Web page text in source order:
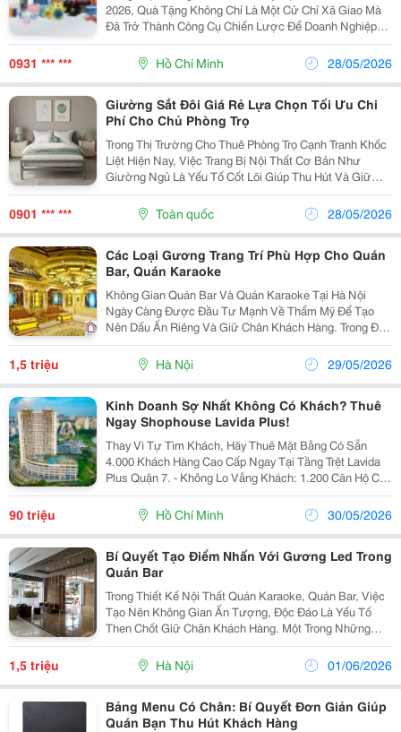
2026, Quà Tặng Không Chỉ Là Một Cử Chỉ Xã Giao Mà
Đã Trở Thành Công Cụ Chiến Lược Để Doanh Nghiệp
Giữ Chân Khách Hàng Và Khẳng Định Sự Chuyên
Nghiệp. Một Chương Trình Quà Tặng Khách Hàng Được
Đầu Tư...
0931 *** *** Hồ Chí Minh 28/05/2026
Giường Sắt Đôi Giá Rẻ Lựa Chọn Tối Ưu Chi
Phí Cho Chủ Phòng Trọ
Trong Thị Trường Cho Thuê Phòng Trọ Cạnh Tranh Khốc
Liệt Hiện Nay, Việc Trang Bị Nội Thất Cơ Bản Như
Giường Ngủ Là Yếu Tố Cốt Lõi Giúp Thu Hút Và Giữ
Chân Khách Thuê Dài Lâu. Thay Vì Đầu Tư Các Loại
Giường Gỗ Đắt Tiền Dễ Bị Mối Mọt, Xu Hướng Ứng
Dụng...
0901 *** *** Toàn quốc 28/05/2026
Các Loại Gương Trang Trí Phù Hợp Cho Quán
Bar, Quán Karaoke
Không Gian Quán Bar Và Quán Karaoke Tại Hà Nội
Ngày Càng Được Đầu Tư Mạnh Về Thẩm Mỹ Để Tạo
Nên Dấu Ấn Riêng Và Giữ Chân Khách Hàng. Trong Đó,
Gương Trang Trí Quán Bar Trở Thành Lựa Chọn Phổ
Biến Nhờ Khả Năng Mở Rộng Không Gian Và Tạo Hiệu
Ứng Ánh...
1,5 triệu Hà Nội 29/05/2026
Kinh Doanh Sợ Nhất Không Có Khách? Thuê
Ngay Shophouse Lavida Plus!
Thay Vì Tự Tìm Khách, Hãy Thuê Mặt Bằng Có Sẵn
4.000 Khách Hàng Cao Cấp Ngay Tại Tầng Trệt Lavida
Plus Quận 7. - Không Lo Vắng Khách: 1.200 Căn Hộ Cao
Cấp Đã Bàn Giao, Cư Dân Sinh Sống Sầm Uất. - Giữ
Chân Khách Lâu: Tiện Ích Nội Khu (Hồ Bơi, Gym,...
90 triệu Hồ Chí Minh 30/05/2026
Bí Quyết Tạo Điểm Nhấn Với Gương Led Trong
Quán Bar
Trong Thiết Kế Nội Thất Quán Karaoke, Quán Bar, Việc
Tạo Nên Không Gian Ấn Tượng, Độc Đáo Là Yếu Tố
Then Chốt Giữ Chân Khách Hàng. Một Trong Những
Giải Pháp Đang Được Ưa Chuộng Hiện Nay Chính Là
Gương Trang Trí Quán Karaoke. Sử Dụng Gương Không
1,5 triệu Hà Nội 01/06/2026
Bảng Menu Có Chân: Bí Quyết Đơn Giản Giúp
Quán Bạn Thu Hút Khách Hàng